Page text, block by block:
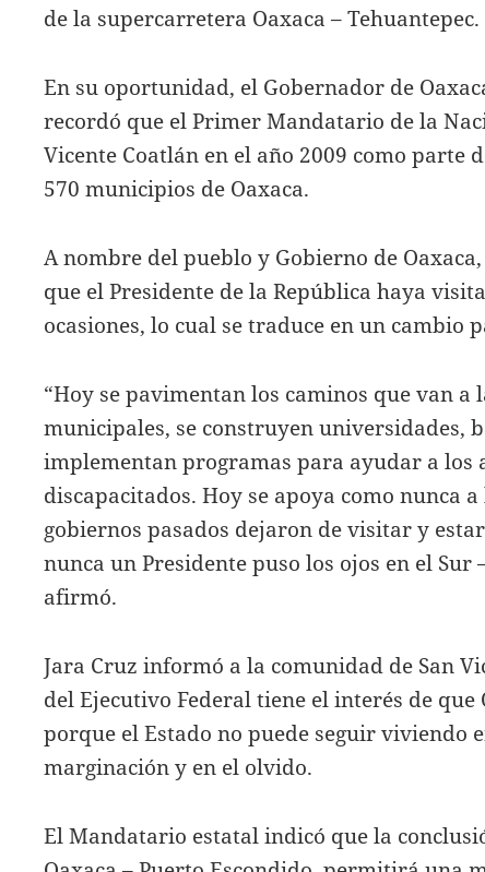
de la supercarretera Oaxaca – Tehuantepec.
En su oportunidad, el Gobernador de
recordó que el Primer Mandatario de la
Vicente Coatlán en el año 2009 como parte
570 municipios de Oaxaca.
A nombre del pueblo y Gobierno de
que el Presidente de la República haya
ocasiones, lo cual se traduce en un cambio
“Hoy se pavimentan los caminos que van a
municipales, se construyen universidades,
implementan programas para ayudar a los
discapacitados. Hoy se apoya como nunca
gobiernos pasados dejaron de visitar y
nunca un Presidente puso los ojos en el Sur
afirmó.
Jara Cruz informó a la comunidad de San
del Ejecutivo Federal tiene el interés de que
porque el Estado no puede seguir viviendo
marginación y en el olvido.
El Mandatario estatal indicó que la